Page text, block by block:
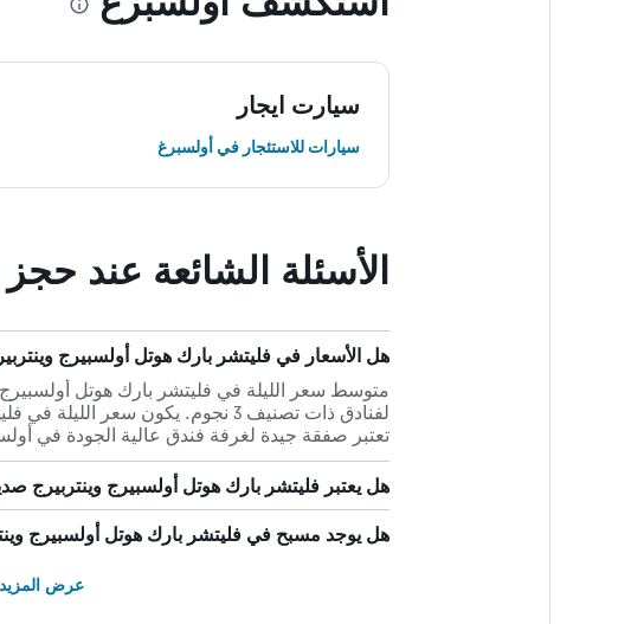
سيارت ايجار
سيارات للاستئجار في أولسبرغ
الأسئلة الشائعة عند
هل الأسعار في فليتشر بارك هوتل أولسبيرج وينتربيرج قابلة
تعتبر صفقة جيدة لغرفة فندق عالية الجودة في
هل يعتبر فليتشر بارك هوتل أولسبيرج وينتربيرج
هل يوجد مسبح في فليتشر بارك هوتل أولسبيرج
عرض المزيد